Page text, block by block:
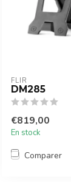
FLIR
DM285
€819,00
En stock
Comparer